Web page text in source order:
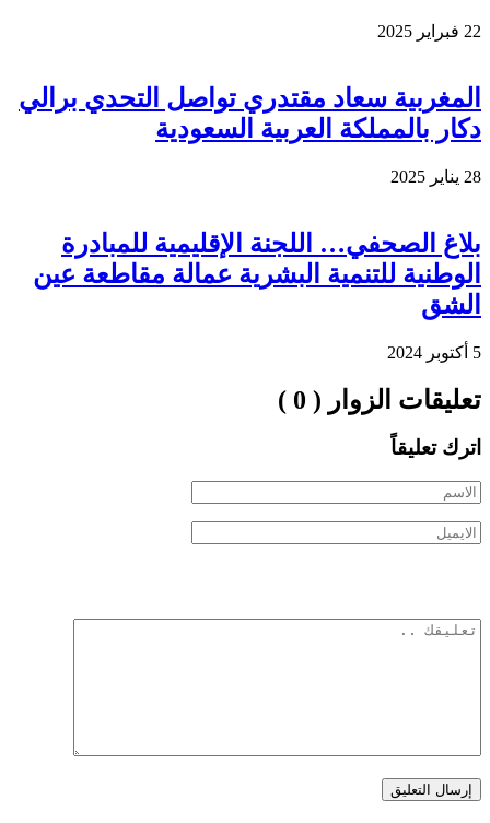
22 فبراير 2025
المغربية سعاد مقتدري تواصل التحدي برالي
دكار بالمملكة العربية السعودية
28 يناير 2025
بلاغ الصحفي… اللجنة الإقليمية للمبادرة
الوطنية للتنمية البشرية عمالة مقاطعة عين
الشق
5 أكتوبر 2024
تعليقات الزوار ( 0 )
اترك تعليقاً